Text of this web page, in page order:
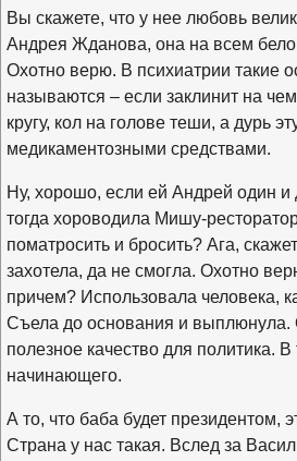
Вы скажете, что у нее любовь
Андрея Жданова, она на всем
Охотно верю. В психиатрии такие
называются – если заклинит на
кругу, кол на голове теши, а дурь
медикаментозными средствами.
Ну, хорошо, если ей Андрей один и
тогда хороводила Мишу-
поматросить и бросить? Ага,
захотела, да не смогла. Охотно
причем? Использовала человека,
Съела до основания и выплюнула.
полезное качество для политика. В
начинающего.
А то, что баба будет президентом,
Страна у нас такая. Вслед за